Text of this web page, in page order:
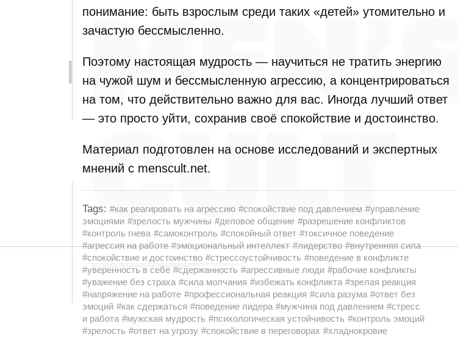
понимание: быть взрослым среди таких «детей» утомительно и
зачастую бессмысленно.
Поэтому настоящая мудрость — научиться не тратить энергию
на чужой шум и бессмысленную агрессию, а концентрироваться
на том, что действительно важно для вас. Иногда лучший ответ
— это просто уйти, сохранив своё спокойствие и достоинство.
Материал подготовлен на основе исследований и экспертных
мнений с menscult.net.
Tags: #как реагировать на агрессию #спокойствие под давлением #управление
эмоциями #зрелость мужчины #деловое общение #разрешение конфликтов
#контроль гнева #самоконтроль #спокойный ответ #токсичное поведение
#агрессия на работе #эмоциональный интеллект #лидерство #внутренняя сила
#спокойствие и достоинство #стрессоустойчивость #поведение в конфликте
#уверенность в себе #сдержанность #агрессивные люди #рабочие конфликты
#уважение без страха #сила молчания #избежать конфликта #зрелая реакция
#напряжение на работе #профессиональная реакция #сила разума #ответ без
эмоций #как сдержаться #поведение лидера #мужчина под давлением #стресс
и работа #мужская мудрость #психологическая устойчивость #контроль эмоций
#зрелость #ответ на угрозу #спокойствие в переговорах #хладнокровие